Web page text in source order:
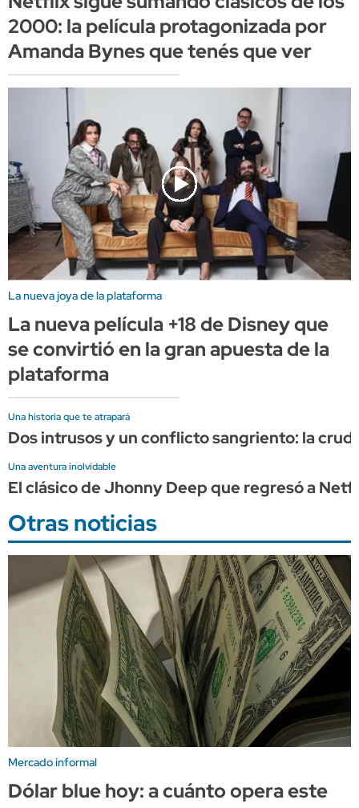
2000: la película protagonizada por
Amanda Bynes que tenés que ver
La nueva joya de la plataforma
La nueva película +18 de Disney que
se convirtió en la gran apuesta de la
plataforma
Una historia que te atrapará
Dos intrusos y un conflicto sangriento: la
Una aventura inolvidable
El clásico de Jhonny Deep que regresó a
Otras noticias
Mercado informal
Dólar blue hoy: a cuánto opera este